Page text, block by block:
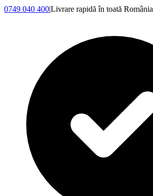
0749 040 400|Livrare rapidă în toată România